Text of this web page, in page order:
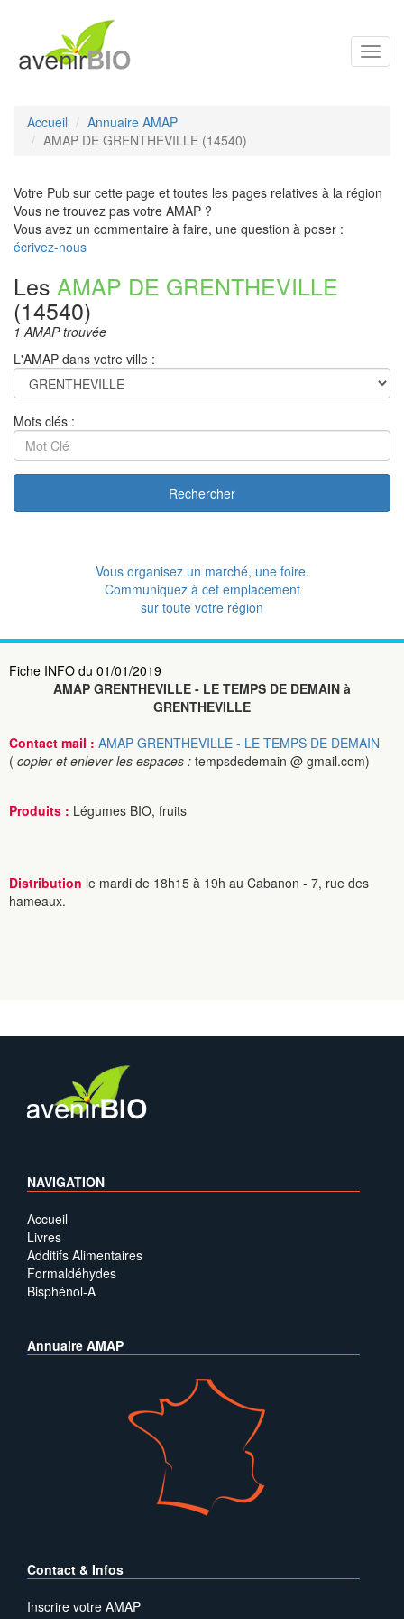
Accueil
Annuaire AMAP
AMAP DE GRENTHEVILLE (14540)
Votre Pub sur cette page et toutes les pages relatives à la région
Vous ne trouvez pas votre AMAP ?
Vous avez un commentaire à faire, une question à poser :
écrivez-nous
Les AMAP DE GRENTHEVILLE
(14540)
1 AMAP trouvée
L'AMAP dans votre ville :
Mots clés :
Rechercher
Vous organisez un marché, une foire.
Communiquez à cet emplacement
sur toute votre région
Fiche INFO du 01/01/2019
AMAP GRENTHEVILLE - LE TEMPS DE DEMAIN à
GRENTHEVILLE
Contact mail : AMAP GRENTHEVILLE - LE TEMPS DE DEMAIN
( copier et enlever les espaces : tempsdedemain @ gmail.com)
Produits : Légumes BIO, fruits
Distribution le mardi de 18h15 à 19h au Cabanon - 7, rue des
hameaux.
NAVIGATION
Accueil
Livres
Additifs Alimentaires
Formaldéhydes
Bisphénol-A
Annuaire AMAP
Contact & Infos
Inscrire votre AMAP